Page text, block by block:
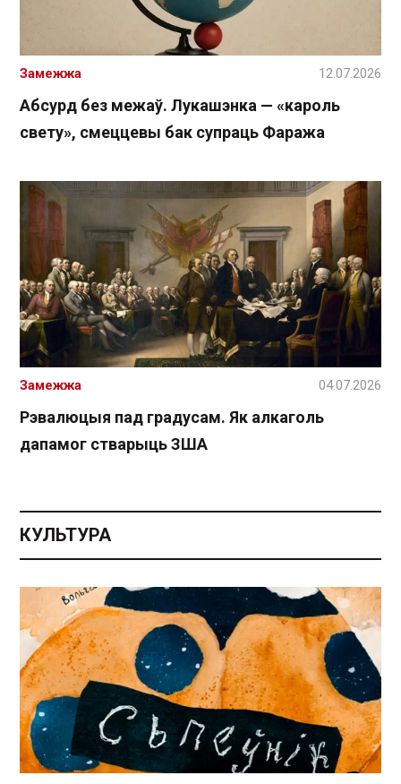
Абсурд без межаў. Лукашэнка — «кароль
свету», смеццевы бак супраць Фаража
Замежжа 12.07.2026
Рэвалюцыя пад градусам. Як алкаголь
дапамог стварыць ЗША
Замежжа 04.07.2026
КУЛЬТУРА